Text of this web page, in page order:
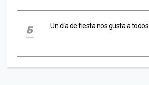
Un día de fiesta nos gusta a todos…